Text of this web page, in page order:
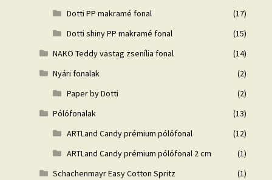
Dotti PP makramé fonal
(17)
Dotti shiny PP makramé fonal
(15)
NAKO Teddy vastag zsenília fonal
(14)
Nyári fonalak
(2)
Paper by Dotti
(2)
Pólófonalak
(13)
ARTLand Candy prémium pólófonal
(12)
ARTLand Candy prémium pólófonal 2 cm
(1)
Schachenmayr Easy Cotton Spritz
(1)